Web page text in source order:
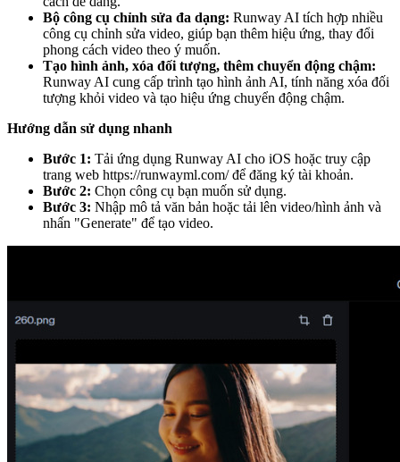
Bộ công cụ chỉnh sửa đa dạng: Runway AI tích hợp nhiều
công cụ chỉnh sửa video, giúp bạn thêm hiệu ứng, thay đổi
phong cách video theo ý muốn.
Tạo hình ảnh, xóa đối tượng, thêm chuyển động chậm:
Runway AI cung cấp trình tạo hình ảnh AI, tính năng xóa đối
tượng khỏi video và tạo hiệu ứng chuyển động chậm.
Hướng dẫn sử dụng nhanh
Bước 1: Tải ứng dụng Runway AI cho iOS hoặc truy cập
trang web https://runwayml.com/để đăng ký tài khoản.
Bước 2: Chọn công cụ bạn muốn sử dụng.
Bước 3: Nhập mô tả văn bản hoặc tải lên video/hình ảnh và
nhấn "Generate" để tạo video.